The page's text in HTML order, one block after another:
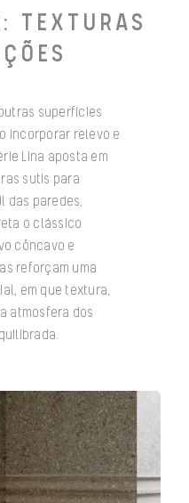
TEXTURAS
superfícies
incorporar relevo e
Lina aposta em
sutis para
das paredes,
o clássico
côncavo e
reforçam uma
em que textura,
atmosfera dos